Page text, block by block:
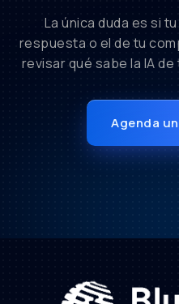
La única duda es si
respuesta o el de tu
revisar qué sabe la IA
Agenda